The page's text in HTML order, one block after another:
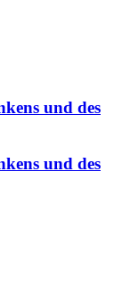
und des
und des